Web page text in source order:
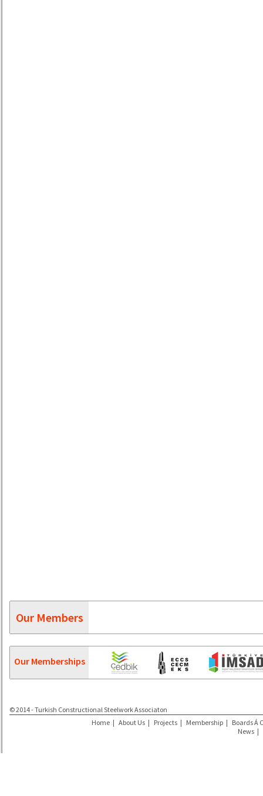
Our Members
Our Memberships
© 2014 - Turkish Constructional Steelwork Associaton
Home | About Us | Projects | Membership | Boards Á
News |